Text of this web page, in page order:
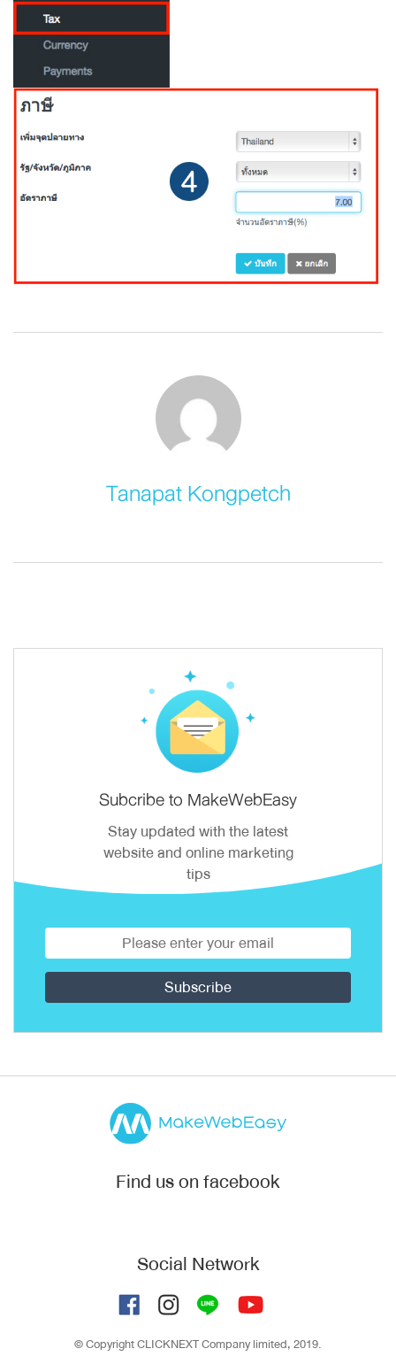
Tanapat Kongpetch
Subcribe to MakeWebEasy
Stay updated with the latest
website and online marketing
tips
Find us on facebook
Social Network
© Copyright CLICKNEXT Company limited, 2019.